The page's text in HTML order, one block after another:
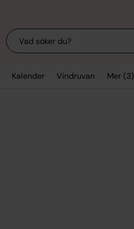
Sök
Kalender Vindruvan Mer (3)